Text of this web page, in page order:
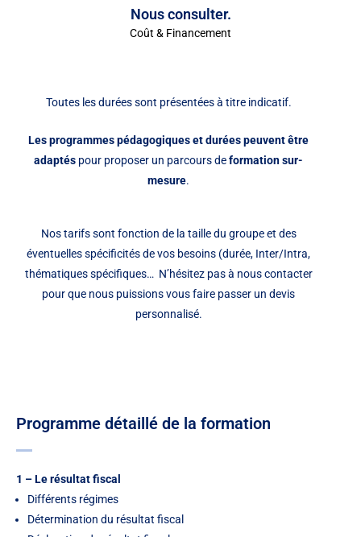
Nous consulter.
Coût & Financement
Toutes les durées sont présentées à titre indicatif.
Les programmes pédagogiques et durées peuvent être
adaptés pour proposer un parcours deformation sur-
mesure.
Nos tarifs sont fonction de la taille du groupe et des
éventuelles spécificités de vos besoins (durée, Inter/Intra,
thématiques spécifiques… N’hésitez pas à nous contacter
pour que nous puissions vous faire passer un devis
personnalisé.
Programme détaillé de la formation
1 – Le résultat fiscal
Différents régimes
Détermination du résultat fiscal